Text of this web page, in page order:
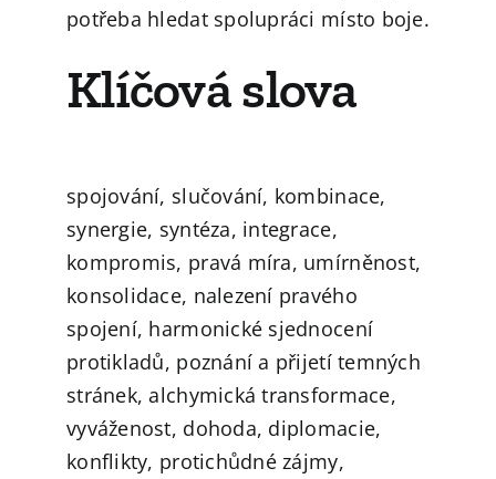
potřeba hledat spolupráci místo boje.
Klíčová slova
spojování, slučování, kombinace,
synergie, syntéza, integrace,
kompromis, pravá míra, umírněnost,
konsolidace, nalezení pravého
spojení, harmonické sjednocení
protikladů, poznání a přijetí temných
stránek, alchymická transformace,
vyváženost, dohoda, diplomacie,
konflikty, protichůdné zájmy,